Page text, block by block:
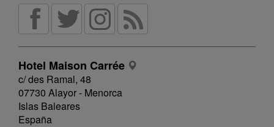
Hotel Maison Carrée
c/ des Ramal, 48
07730 Alayor - Menorca
Islas Baleares
España